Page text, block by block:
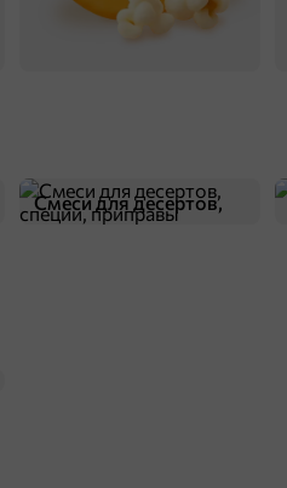
Смеси для десертов,
специи, приправы